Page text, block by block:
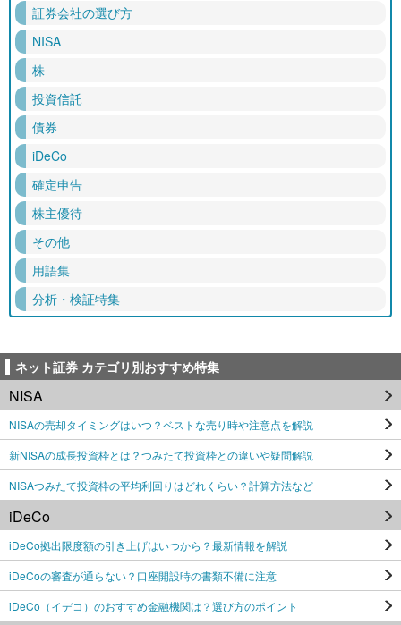
証券会社の選び方
NISA
株
投資信託
債券
iDeCo
確定申告
株主優待
その他
用語集
分析・検証特集
ネット証券 カテゴリ別おすすめ特集
NISA
NISAの売却タイミングはいつ？ベストな売り時や注意点を解説
新NISAの成長投資枠とは？つみたて投資枠との違いや疑問解説
NISAつみたて投資枠の平均利回りはどれくらい？計算方法など
iDeCo
iDeCo拠出限度額の引き上げはいつから？最新情報を解説
iDeCoの審査が通らない？口座開設時の書類不備に注意
iDeCo（イデコ）のおすすめ金融機関は？選び方のポイント